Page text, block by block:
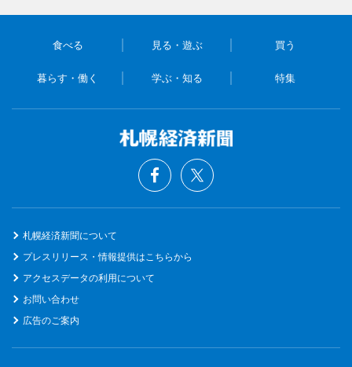
食べる 見る・遊ぶ 買う
暮らす・働く 学ぶ・知る 特集
札幌経済新聞について
プレスリリース・情報提供はこちらから
アクセスデータの利用について
お問い合わせ
広告のご案内